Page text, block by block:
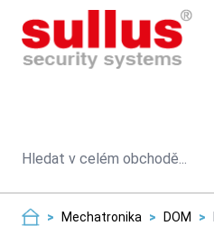
Skip to Content
Search
> Mechatronika > DOM >